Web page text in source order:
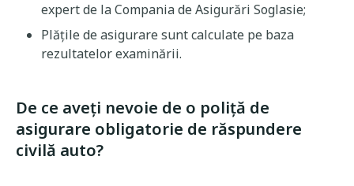
expert de la Compania de Asigurări Soglasie;
Plățile de asigurare sunt calculate pe baza
rezultatelor examinării.
De ce aveți nevoie de o poliță de
asigurare obligatorie de răspundere
civilă auto?